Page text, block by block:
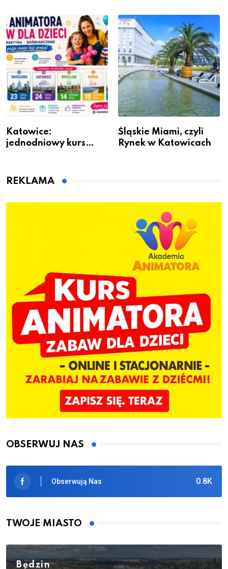
Katowice:
jednodniowy kurs
dzieci
Śląskie Miami, czyli
Rynek w Katowicach
REKLAMA
OBSERWUJ NAS
0.8K
Obserwują Nas
TWOJE MIASTO
Będzin